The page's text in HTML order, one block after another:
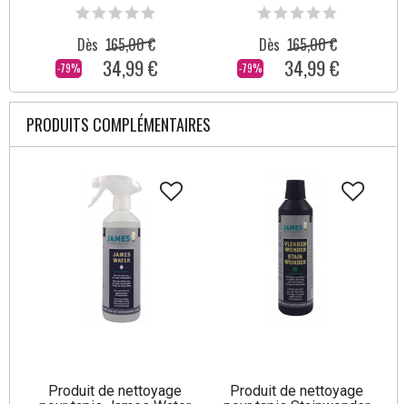
-79%
Dès 165,00 €
34,99 € -79%
Dès 165,00 €
34,99 €
PRODUITS COMPLÉMENTAIRES
Produit de nettoyage
Produit de nettoyage